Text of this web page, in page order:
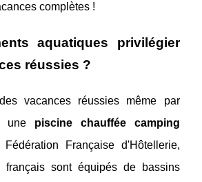
complètes !
aquatiques privilégier
réussies ?
vacances réussies même par
une piscine chauffée camping
Française d'Hôtellerie,
français sont équipés de bassins